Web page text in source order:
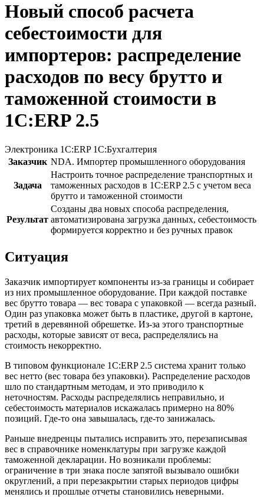
Новый способ расчета
себестоимости для
импортеров: распределение
расходов по весу брутто и
таможенной стоимости в
1С:ERP 2.5
Электроника 1С:ERP 1С:Бухгалтерия
Заказчик NDA. Импортер промышленного оборудования
Задача
Настроить точное распределение транспортных и
таможенных расходов в 1С:ERP 2.5 с учетом веса
брутто и таможенной стоимости
Результат
Созданы два новых способа распределения,
автоматизирована загрузка данных, себестоимость
формируется корректно и без ручных правок
Ситуация
Заказчик импортирует компоненты из-за границы и собирает
из них промышленное оборудование. При каждой поставке
вес брутто товара — вес товара с упаковкой — всегда разный.
Один раз упаковка может быть в пластике, другой в картоне,
третий в деревянной обрешетке. Из-за этого транспортные
расходы, которые зависят от веса, распределялись на
стоимость некорректно.
В типовом функционале 1С:ERP 2.5 система хранит только
вес нетто (вес товара без упаковки). Распределение расходов
шло по стандартным методам, и это приводило к
неточностям. Расходы распределялись неправильно, и
себестоимость материалов искажалась примерно на 80%
позиций. Где-то она завышалась, где-то занижалась.
Раньше внедренцы пытались исправить это, перезаписывая
вес в справочнике номенклатуры при загрузке каждой
таможенной декларации. Но возникали проблемы:
ограничение в три знака после запятой вызывало ошибки
округлений, а при перезакрытии старых периодов цифры
менялись и прошлые отчеты становились неверными.